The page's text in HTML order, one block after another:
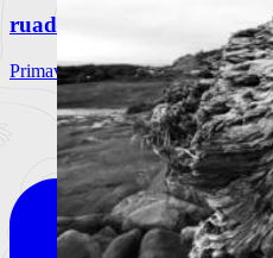
ruadebaixo
Primavera Sound Porto, dia 3.